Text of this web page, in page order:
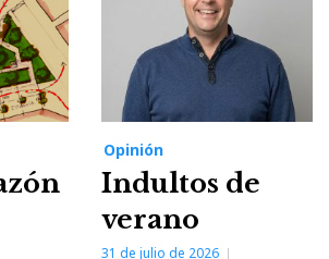
Opinión
Indultos de
verano
31 de julio de 2026